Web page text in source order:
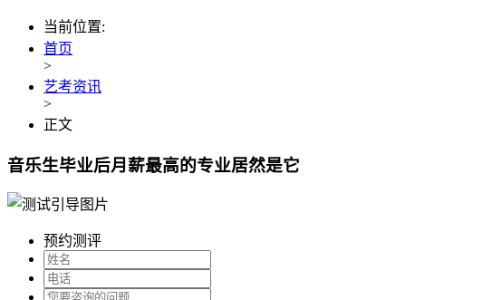
当前位置:
首页
>
艺考资讯
>
正文
音乐生毕业后月薪最高的专业居然是它
预约测评